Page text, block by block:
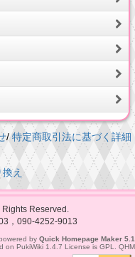
/ 特定商取引法に基づく詳細
え
Reserved.
，090-4252-9013
by Quick Homepage Maker 5.1
on PukiWiki 1.4.7 License is GPL. QHM